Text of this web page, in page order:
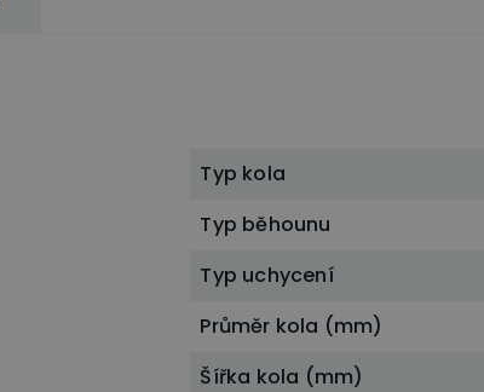
Typ kola
Typ běhounu
Typ uchycení
Průměr kola (mm)
Šířka kola (mm)